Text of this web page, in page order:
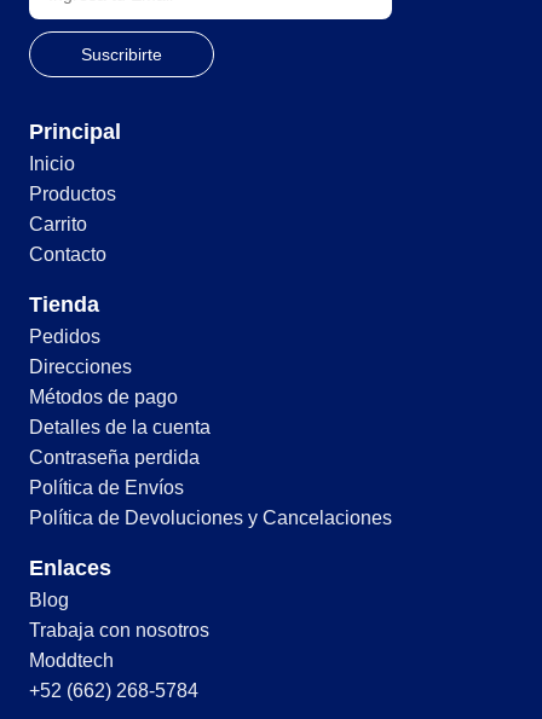
Principal
Inicio
Productos
Carrito
Contacto
Tienda
Pedidos
Direcciones
Métodos de pago
Detalles de la cuenta
Contraseña perdida
Política de Envíos
Política de Devoluciones y Cancelaciones
Enlaces
Blog
Trabaja con nosotros
Moddtech
+52 (662) 268-5784